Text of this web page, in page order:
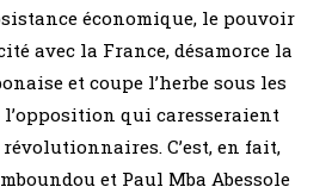
économique, le pouvoir
avec la France, désamorce la
et coupe l’herbe sous les
l’opposition qui caresseraient
C’est, en fait,
et Paul Mba Abessole